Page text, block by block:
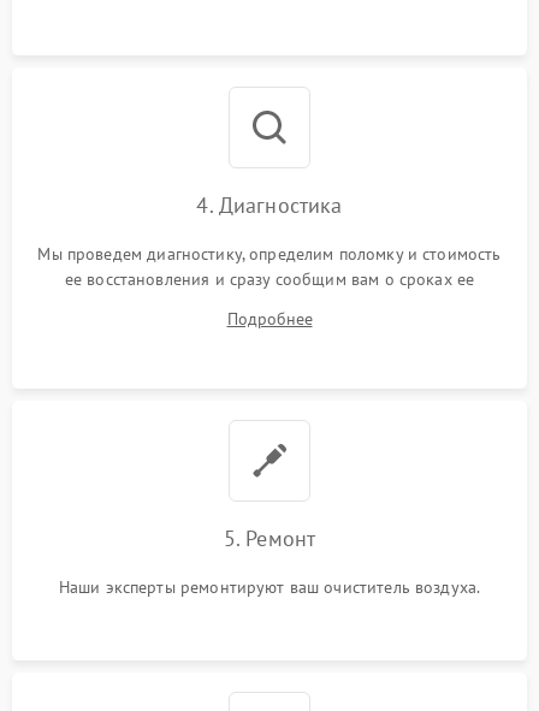
4. Диагностика
Мы проведем диагностику, определим поломку и стоимость
ее восстановления и сразу сообщим вам о сроках ее
Подробнее
5. Ремонт
Наши эксперты ремонтируют ваш очиститель воздуха.